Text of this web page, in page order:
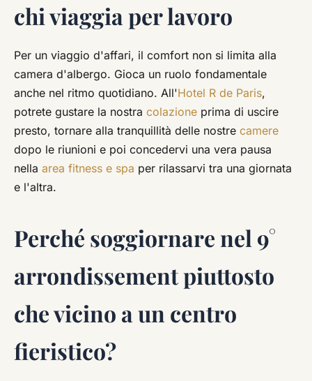
chi viaggia per lavoro
Per un viaggio d'affari, il comfort non si limita alla
camera d'albergo. Gioca un ruolo fondamentale
anche nel ritmo quotidiano. All'Hotel R de Paris,
potrete gustare la nostra colazione prima di uscire
presto, tornare alla tranquillità delle nostre camere
dopo le riunioni e poi concedervi una vera pausa
nella area fitness e spa per rilassarvi tra una giornata
e l'altra.
Perché soggiornare nel 9°
arrondissement piuttosto
che vicino a un centro
fieristico?